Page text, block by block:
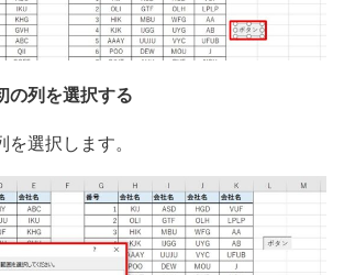
の列を選択する
選択します。